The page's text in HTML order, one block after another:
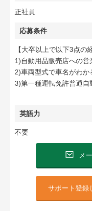
正社員
応募条件
【大卒以上で以下3点の
1)自動用品販売店への営
2)車両型式で車名がわ
3)第一種運転免許普通自
英語力
不要
メ
サポート登録